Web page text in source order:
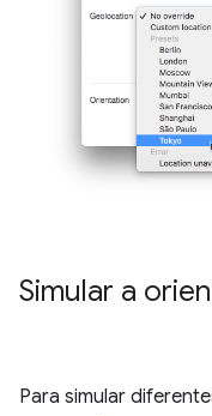
Simular a
Para simular